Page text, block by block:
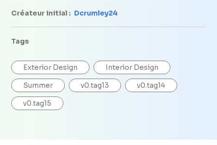
Créateur initial : Dcrumley24
Tags
Exterior Design Interior Design
Summer v0.tag13 v0.tag14
v0.tag15